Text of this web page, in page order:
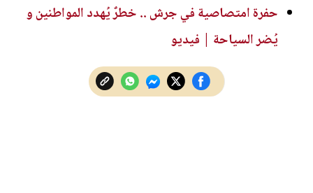
حفرة امتصاصية في جرش .. خطرٌ يُهدد المواطنين و
يُضر السياحة | فيديو